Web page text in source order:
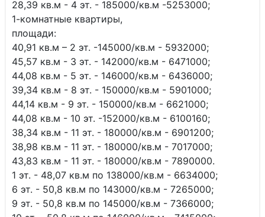
28,39 кв.м - 4 эт. - 185000/кв.м -5253000;
1-комнатные квартиры,
площади:
40,91 кв.м – 2 эт. -145000/кв.м - 5932000;
45,57 кв.м - 3 эт. - 142000/кв.м - 6471000;
44,08 кв.м - 5 эт. - 146000/кв.м - 6436000;
39,34 кв.м - 8 эт. - 150000/кв.м - 5901000;
44,14 кв.м - 9 эт. - 150000/кв.м - 6621000;
44,08 кв.м - 10 эт. -152000/кв.м - 6100160;
38,34 кв.м - 11 эт. - 180000/кв.м - 6901200;
38,98 кв.м - 11 эт. - 180000/кв.м - 7017000;
43,83 кв.м - 11 эт. - 180000/кв.м - 7890000.
1 эт. - 48,07 кв.м по 138000/кв.м - 6634000;
6 эт. - 50,8 кв.м по 143000/кв.м - 7265000;
9 эт. - 50,8 кв.м по 145000/кв.м - 7366000;